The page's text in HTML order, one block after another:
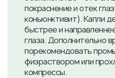
покраснение и отек
конъюнктивит). Капли
быстрее и
глаза. Дополнительно
порекомендовать
физраствором или
компрессы.